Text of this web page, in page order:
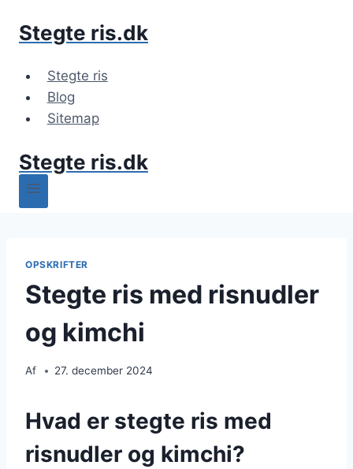
Stegte ris.dk
Stegte ris
Blog
Sitemap
Stegte ris.dk
OPSKRIFTER
Stegte ris med risnudler
og kimchi
Af 27. december 2024
Hvad er stegte ris med
risnudler og kimchi?